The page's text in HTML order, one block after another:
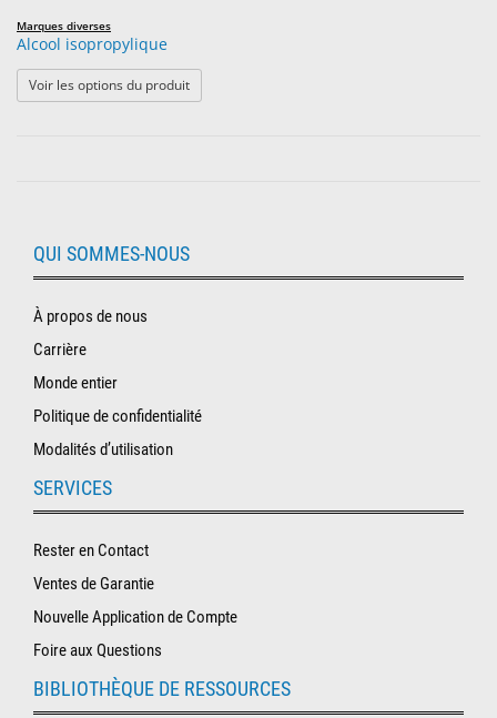
Marques diverses
Alcool isopropylique
Voir les options du produit: Alcool isopropylique
QUI SOMMES-NOUS
À propos de nous
Carrière
Monde entier
Politique de confidentialité
Modalités d’utilisation
SERVICES
Rester en Contact
Ventes de Garantie
Nouvelle Application de Compte
Foire aux Questions
BIBLIOTHÈQUE DE RESSOURCES